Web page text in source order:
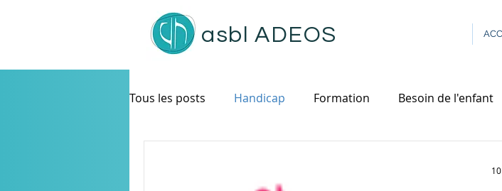
asbl ADEOS
Tous les posts Handicap Formation Besoin de l'enfant